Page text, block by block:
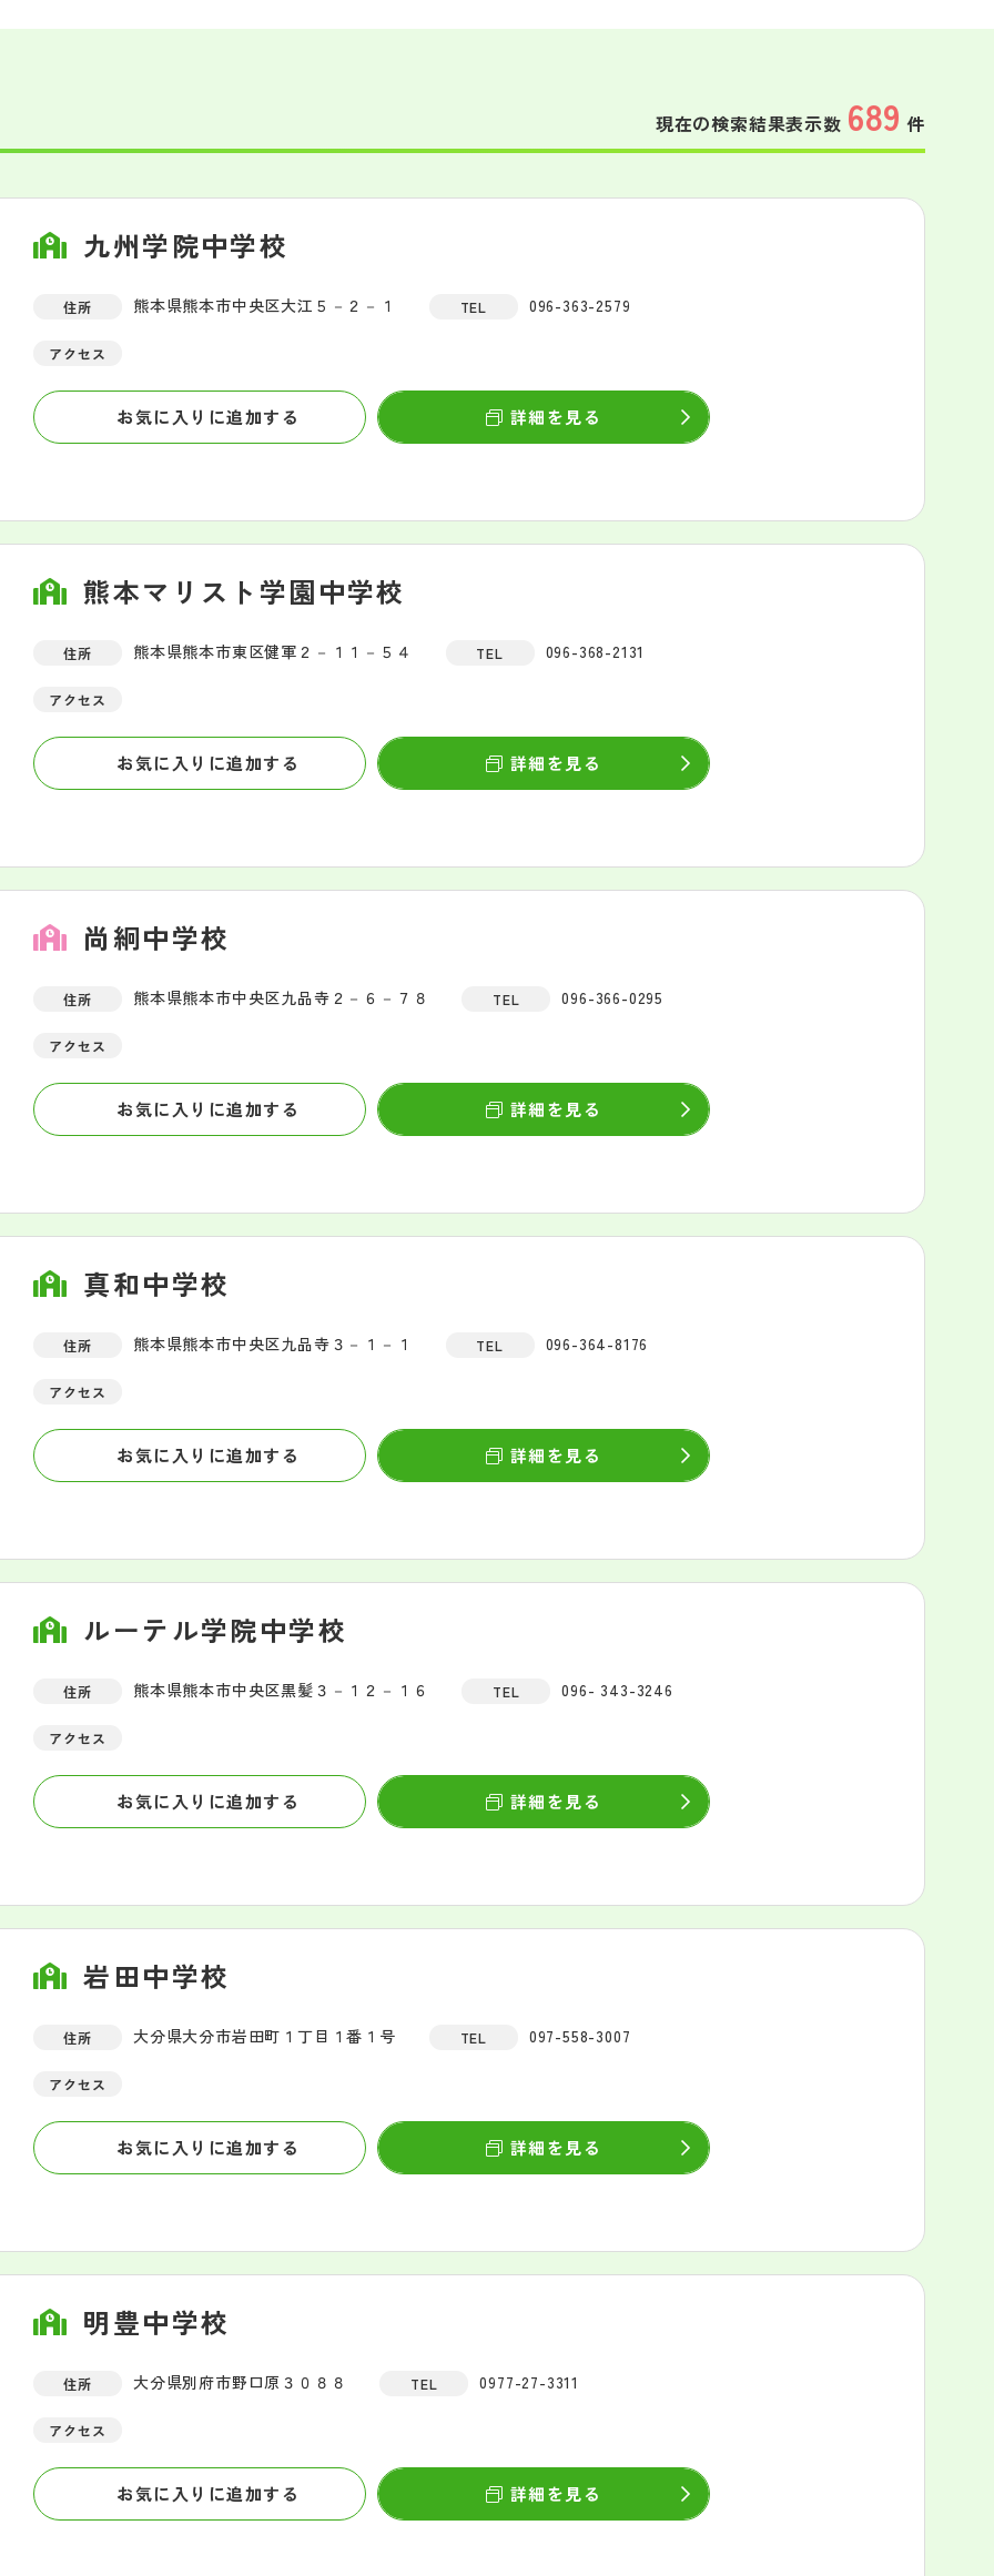
現在の検索結果表示数 689 件
九州学院中学校
住所 熊本県熊本市中央区大江５－２－１ TEL 096-363-2579
アクセス
お気に入りに追加する 詳細を見る
熊本マリスト学園中学校
住所 熊本県熊本市東区健軍２－１１－５４ TEL 096-368-2131
アクセス
お気に入りに追加する 詳細を見る
尚絅中学校
住所 熊本県熊本市中央区九品寺２－６－７８ TEL 096-366-0295
アクセス
お気に入りに追加する 詳細を見る
真和中学校
住所 熊本県熊本市中央区九品寺３－１－１ TEL 096-364-8176
アクセス
お気に入りに追加する 詳細を見る
ルーテル学院中学校
住所 熊本県熊本市中央区黒髪３－１２－１６ TEL 096- 343-3246
アクセス
お気に入りに追加する 詳細を見る
岩田中学校
住所 大分県大分市岩田町１丁目１番１号 TEL 097-558-3007
アクセス
お気に入りに追加する 詳細を見る
明豊中学校
住所 大分県別府市野口原３０８８ TEL 0977-27-3311
アクセス
お気に入りに追加する 詳細を見る